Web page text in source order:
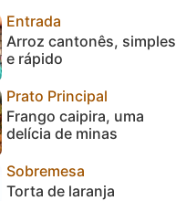
Entrada
Arroz cantonês, simples
e rápido
Prato Principal
Frango caipira, uma
delícia de minas
Sobremesa
Torta de laranja